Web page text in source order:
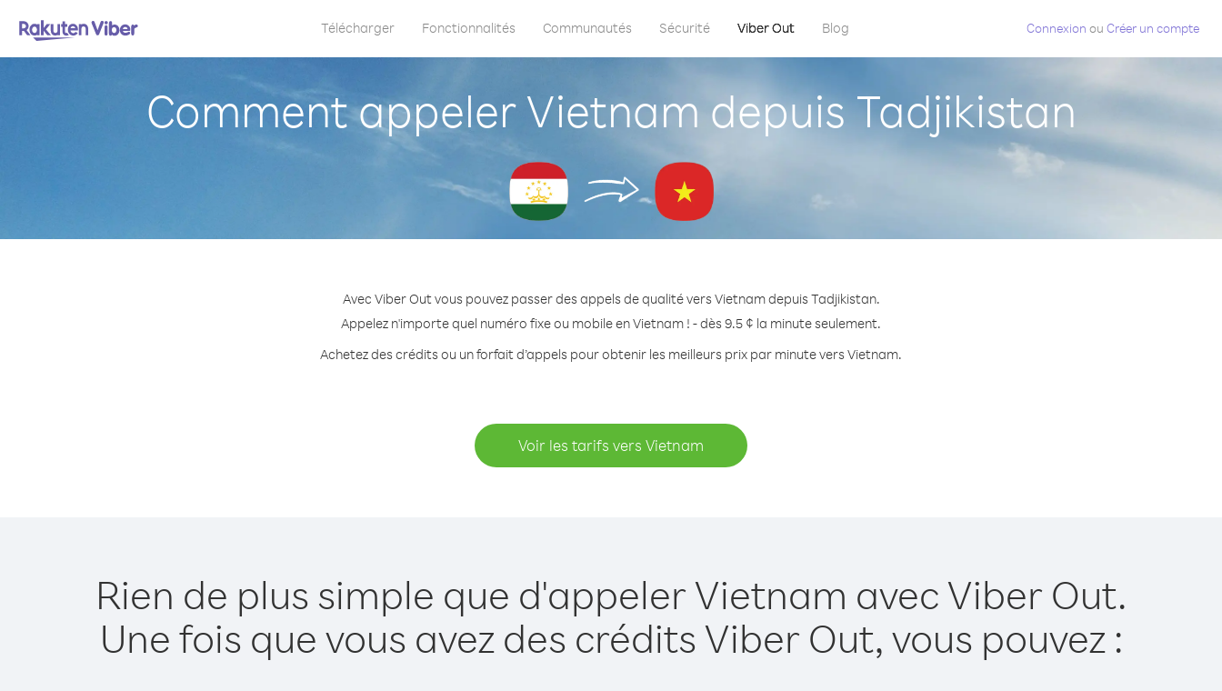
Télécharger Fonctionnalités Communautés Sécurité Viber Out Blog Connexion ou Créer un compte
Comment appeler Vietnam depuis Tadjikistan
Avec Viber Out vous pouvez passer des appels de qualité vers Vietnam depuis Tadjikistan.
Appelez n'importe quel numéro fixe ou mobile en Vietnam ! - dès 9.5 ¢ la minute seulement.
Achetez des crédits ou un forfait d’appels pour obtenir les meilleurs prix par minute vers Vietnam.
Voir les tarifs vers Vietnam
Rien de plus simple que d'appeler Vietnam avec Viber Out.
Une fois que vous avez des crédits Viber Out, vous pouvez :